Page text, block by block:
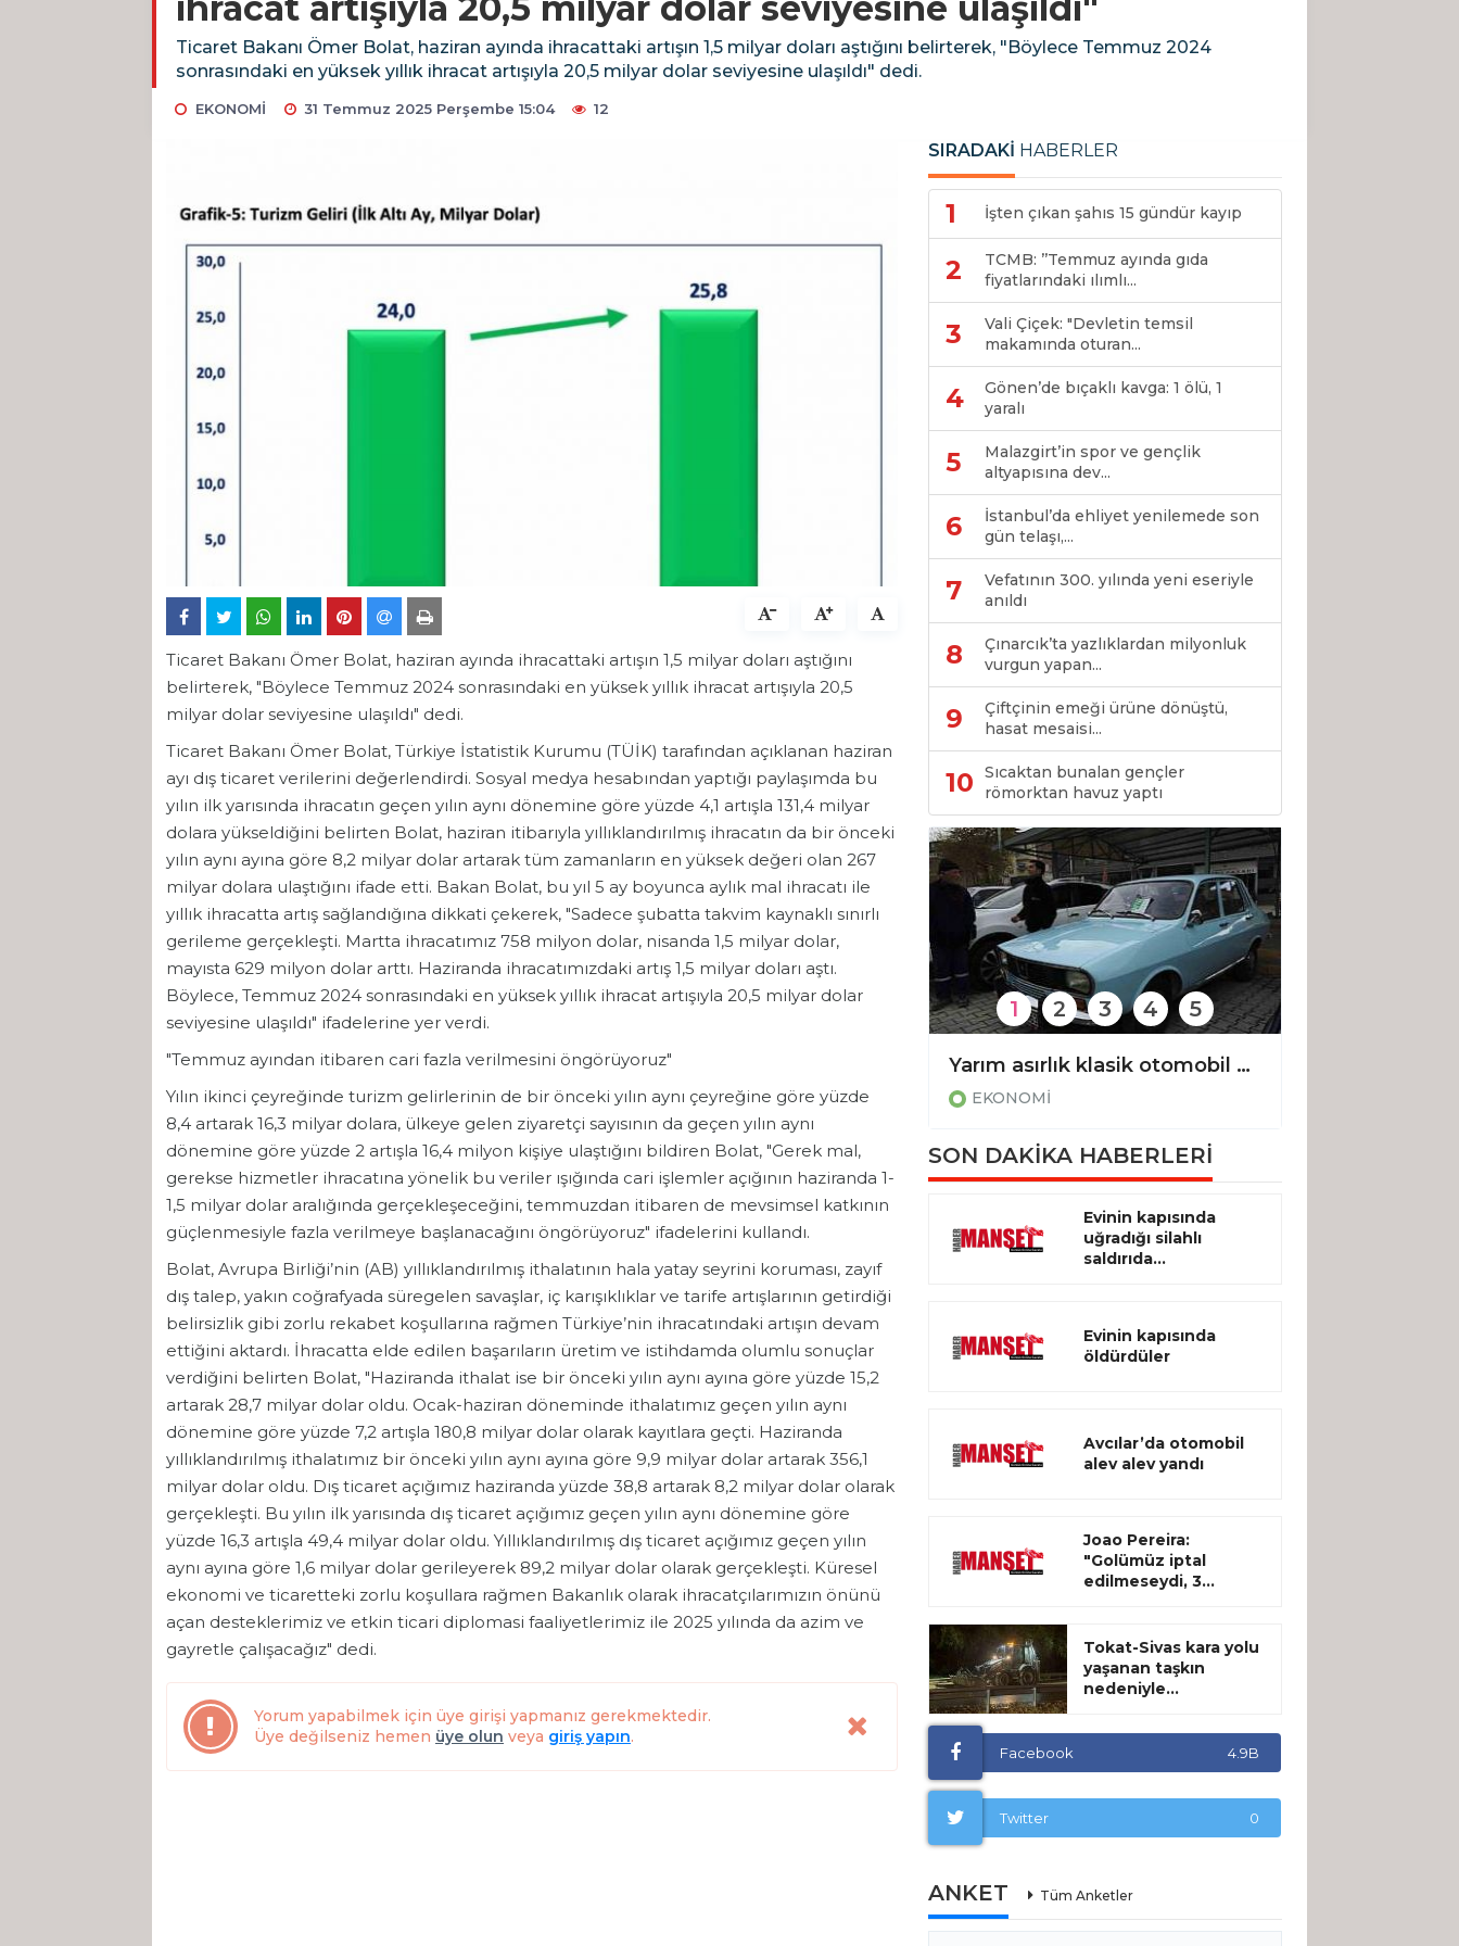
Ticaret Bakanı Ömer Bolat, haziran ayında ihracattaki artışın 1,5 milyar doları aştığını belirterek, "Böylece Temmuz 2024
sonrasındaki en yüksek yıllık ihracat artışıyla 20,5 milyar dolar seviyesine ulaşıldı" dedi.
EKONOMİ 31 Temmuz 2025 Perşembe 15:04 12
Ticaret Bakanı Ömer Bolat, haziran ayında ihracattaki artışın 1,5 milyar doları aştığını
belirterek, "Böylece Temmuz 2024 sonrasındaki en yüksek yıllık ihracat artışıyla 20,5
milyar dolar seviyesine ulaşıldı" dedi.
Ticaret Bakanı Ömer Bolat, Türkiye İstatistik Kurumu (TÜİK) tarafından açıklanan haziran
ayı dış ticaret verilerini değerlendirdi. Sosyal medya hesabından yaptığı paylaşımda bu
yılın ilk yarısında ihracatın geçen yılın aynı dönemine göre yüzde 4,1 artışla 131,4 milyar
dolara yükseldiğini belirten Bolat, haziran itibarıyla yıllıklandırılmış ihracatın da bir önceki
yılın aynı ayına göre 8,2 milyar dolar artarak tüm zamanların en yüksek değeri olan 267
milyar dolara ulaştığını ifade etti. Bakan Bolat, bu yıl 5 ay boyunca aylık mal ihracatı ile
yıllık ihracatta artış sağlandığına dikkati çekerek, "Sadece şubatta takvim kaynaklı sınırlı
gerileme gerçekleşti. Martta ihracatımız 758 milyon dolar, nisanda 1,5 milyar dolar,
mayısta 629 milyon dolar arttı. Haziranda ihracatımızdaki artış 1,5 milyar doları aştı.
Böylece, Temmuz 2024 sonrasındaki en yüksek yıllık ihracat artışıyla 20,5 milyar dolar
seviyesine ulaşıldı" ifadelerine yer verdi.
"Temmuz ayından itibaren cari fazla verilmesini öngörüyoruz"
Yılın ikinci çeyreğinde turizm gelirlerinin de bir önceki yılın aynı çeyreğine göre yüzde
8,4 artarak 16,3 milyar dolara, ülkeye gelen ziyaretçi sayısının da geçen yılın aynı
dönemine göre yüzde 2 artışla 16,4 milyon kişiye ulaştığını bildiren Bolat, "Gerek mal,
gerekse hizmetler ihracatına yönelik bu veriler ışığında cari işlemler açığının haziranda 1-
1,5 milyar dolar aralığında gerçekleşeceğini, temmuzdan itibaren de mevsimsel katkının
güçlenmesiyle fazla verilmeye başlanacağını öngörüyoruz" ifadelerini kullandı.
Bolat, Avrupa Birliği’nin (AB) yıllıklandırılmış ithalatının hala yatay seyrini koruması, zayıf
dış talep, yakın coğrafyada süregelen savaşlar, iç karışıklıklar ve tarife artışlarının getirdiği
belirsizlik gibi zorlu rekabet koşullarına rağmen Türkiye’nin ihracatındaki artışın devam
ettiğini aktardı. İhracatta elde edilen başarıların üretim ve istihdamda olumlu sonuçlar
verdiğini belirten Bolat, "Haziranda ithalat ise bir önceki yılın aynı ayına göre yüzde 15,2
artarak 28,7 milyar dolar oldu. Ocak-haziran döneminde ithalatımız geçen yılın aynı
dönemine göre yüzde 7,2 artışla 180,8 milyar dolar olarak kayıtlara geçti. Haziranda
yıllıklandırılmış ithalatımız bir önceki yılın aynı ayına göre 9,9 milyar dolar artarak 356,1
milyar dolar oldu. Dış ticaret açığımız haziranda yüzde 38,8 artarak 8,2 milyar dolar olarak
gerçekleşti. Bu yılın ilk yarısında dış ticaret açığımız geçen yılın aynı dönemine göre
yüzde 16,3 artışla 49,4 milyar dolar oldu. Yıllıklandırılmış dış ticaret açığımız geçen yılın
aynı ayına göre 1,6 milyar dolar gerileyerek 89,2 milyar dolar olarak gerçekleşti. Küresel
ekonomi ve ticaretteki zorlu koşullara rağmen Bakanlık olarak ihracatçılarımızın önünü
açan desteklerimiz ve etkin ticari diplomasi faaliyetlerimiz ile 2025 yılında da azim ve
gayretle çalışacağız" dedi.
Yorum yapabilmek için üye girişi yapmanız gerekmektedir.
Üye değilseniz hemen üye olun veya giriş yapın.
SIRADAKİ HABERLER
1 İşten çıkan şahıs 15 gündür kayıp
2
TCMB: ’’Temmuz ayında gıda
fiyatlarındaki ılımlı...
3
Vali Çiçek: "Devletin temsil
makamında oturan...
4
Gönen’de bıçaklı kavga: 1 ölü, 1
yaralı
5
Malazgirt’in spor ve gençlik
altyapısına dev...
6
İstanbul’da ehliyet yenilemede son
gün telaşı,...
7
Vefatının 300. yılında yeni eseriyle
anıldı
8
Çınarcık’ta yazlıklardan milyonluk
vurgun yapan...
9
Çiftçinin emeği ürüne dönüştü,
hasat mesaisi...
10
Sıcaktan bunalan gençler
römorktan havuz yaptı
EKONOMİ
Yarım asırlık klasik otomobil 210 bin liraya yeni sahibini buldu
EKONOMİ
1 2 3 4 5
SON DAKİKA HABERLERİ
Evinin kapısında
uğradığı silahlı
saldırıda...
Evinin kapısında
öldürdüler
Avcılar’da otomobil
alev alev yandı
Joao Pereira:
"Golümüz iptal
edilmeseydi, 3...
Tokat-Sivas kara yolu
yaşanan taşkın
nedeniyle...
Facebook 4.9B
Twitter 0
ANKET Tüm Anketler